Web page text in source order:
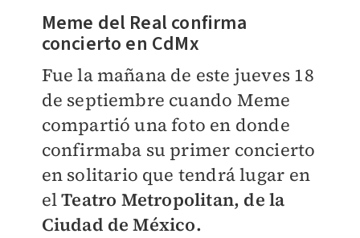
Meme del Real confirma
concierto en CdMx
Fue la mañana de este jueves 18
de septiembre cuando Meme
compartió una foto en donde
confirmaba su primer concierto
en solitario que tendrá lugar en
elTeatro Metropolitan, de la
Ciudad de México.